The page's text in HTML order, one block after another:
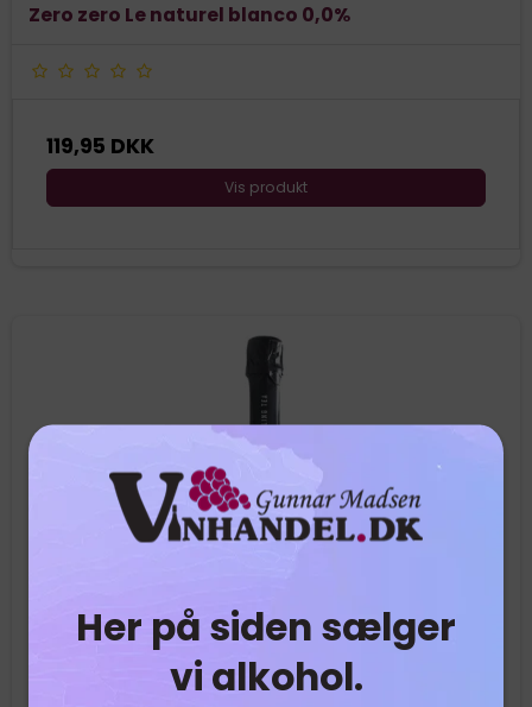
Her på siden sælger
vi alkohol.
Zero zero Le naturel blanco 0,0%
119,95 DKK
Vis produkt